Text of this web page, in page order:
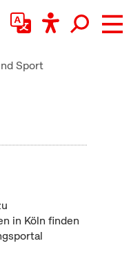
Sport
in Köln finden